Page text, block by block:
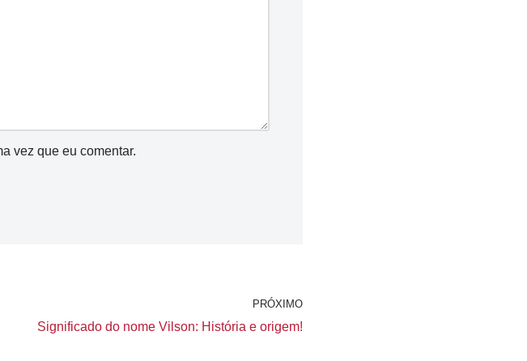
vez que eu comentar.
PRÓXIMO
Significado do nome Vilson: História e origem!